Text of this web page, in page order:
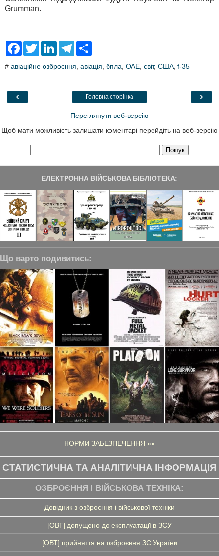
Grumman.
F
e
o
T
t
L
k
T
e
a
r
# авіаційне озброєння, авіація, бпла, ОАЕ, світ, США, f-35
‹ ›
Головна сторінка
Переглянути веб-версію
Щоб мати можливість залишати коментарі перейдіть на веб-версію
ЕЛЕКТРОННА ВІЙСЬКОВА БІБЛІОТЕКА:
Що варто подивитись:
НОРМИ ЗАБЕЗПЕЧЕННЯ »»
СТАТИСТИЧНА ТА АНАЛІТИЧНА ІНФОРМАЦІЯ
ОЗБРОЄННЯ І ВІЙСЬКОВА ТЕХНІКА:
Довідник з озброєння і військової техніки
[ОВТ] допущено до експлуатації в ЗСУ
[ОВТ] прийняття на озброєння ЗС України